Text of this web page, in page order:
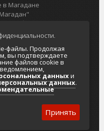
в Магадане
объявлений
портал
обработки
данных
обработку персональных
файлы. Продолжая
вы подтверждаете
файлов cookie в
данныхи
данных.
Принять